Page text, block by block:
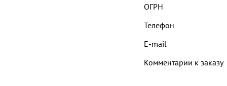
ОГРН
Телефон
E-mail
Комментарии к заказу